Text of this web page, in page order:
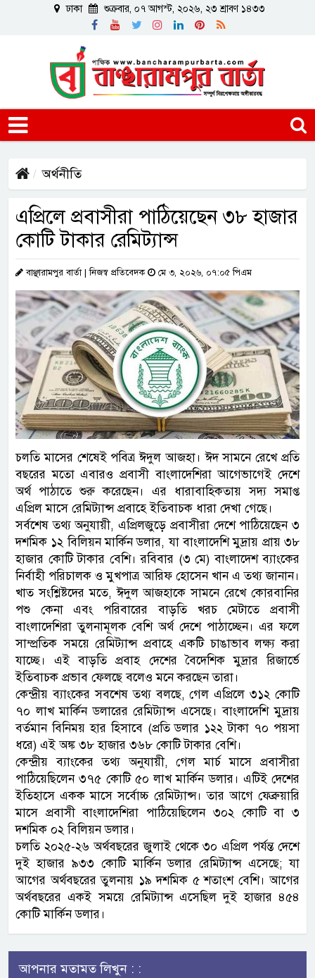
ঢাকা শুক্রবার, ০৭ আগস্ট, ২০২৬, ২৩ শ্রাবণ ১৪৩৩
অর্থনীতি
এপ্রিলে প্রবাসীরা পাঠিয়েছেন ৩৮ হাজার
কোটি টাকার রেমিট্যান্স
বাঞ্ছারামপুর বার্তা | নিজস্ব প্রতিবেদক মে ৩, ২০২৬, ০৭:০৫ পিএম
চলতি মাসের শেষেই পবিত্র ঈদুল আজহা। ঈদ সামনে রেখে প্রতি
বছরের মতো এবারও প্রবাসী বাংলাদেশিরা আগেভাগেই দেশে
অর্থ পাঠাতে শুরু করেছেন। এর ধারাবাহিকতায় সদ্য সমাপ্ত
এপ্রিল মাসে রেমিট্যান্স প্রবাহে ইতিবাচক ধারা দেখা গেছে।
সর্বশেষ তথ্য অনুযায়ী, এপ্রিলজুড়ে প্রবাসীরা দেশে পাঠিয়েছেন ৩
দশমিক ১২ বিলিয়ন মার্কিন ডলার, যা বাংলাদেশি মুদ্রায় প্রায় ৩৮
হাজার কোটি টাকার বেশি। রবিবার (৩ মে) বাংলাদেশ ব্যাংকের
নির্বাহী পরিচালক ও মুখপাত্র আরিফ হোসেন খান এ তথ্য জানান।
খাত সংশ্লিষ্টদের মতে, ঈদুল আজহাকে সামনে রেখে কোরবানির
পশু কেনা এবং পরিবারের বাড়তি খরচ মেটাতে প্রবাসী
বাংলাদেশিরা তুলনামূলক বেশি অর্থ দেশে পাঠাচ্ছেন। এর ফলে
সাম্প্রতিক সময়ে রেমিট্যান্স প্রবাহে একটি চাঙাভাব লক্ষ্য করা
যাচ্ছে। এই বাড়তি প্রবাহ দেশের বৈদেশিক মুদ্রার রিজার্ভে
ইতিবাচক প্রভাব ফেলছে বলেও মনে করছেন তারা।
কেন্দ্রীয় ব্যাংকের সবশেষ তথ্য বলছে, গেল এপ্রিলে ৩১২ কোটি
৭০ লাখ মার্কিন ডলারের রেমিট্যান্স এসেছে। বাংলাদেশি মুদ্রায়
বর্তমান বিনিময় হার হিসাবে (প্রতি ডলার ১২২ টাকা ৭০ পয়সা
ধরে) এই অঙ্ক ৩৮ হাজার ৩৬৮ কোটি টাকার বেশি।
কেন্দ্রীয় ব্যাংকের তথ্য অনুযায়ী, গেল মার্চ মাসে প্রবাসীরা
পাঠিয়েছিলেন ৩৭৫ কোটি ৫০ লাখ মার্কিন ডলার। এটিই দেশের
ইতিহাসে একক মাসে সর্বোচ্চ রেমিট্যান্স। তার আগে ফেব্রুয়ারি
মাসে প্রবাসী বাংলাদেশিরা পাঠিয়েছিলেন ৩০২ কোটি বা ৩
দশমিক ০২ বিলিয়ন ডলার।
চলতি ২০২৫-২৬ অর্থবছরের জুলাই থেকে ৩০ এপ্রিল পর্যন্ত দেশে
দুই হাজার ৯৩৩ কোটি মার্কিন ডলার রেমিট্যান্স এসেছে; যা
আগের অর্থবছরের তুলনায় ১৯ দশমিক ৫ শতাংশ বেশি। আগের
অর্থবছরের একই সময়ে রেমিট্যান্স এসেছিল দুই হাজার ৪৫৪
কোটি মার্কিন ডলার।
আপনার মতামত লিখুন : :